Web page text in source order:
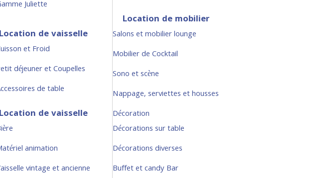
Juliette
Location de vaisselle
et Froid
déjeuner et Coupelles
de table
Location de vaisselle
animation
vintage et ancienne
Location de mobilier
Salons et mobilier lounge
Mobilier de Cocktail
Sono et scène
Nappage, serviettes et housses
Décoration
Décorations sur table
Décorations diverses
Buffet et candy Bar